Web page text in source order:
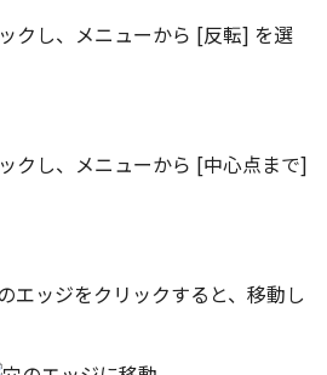
クし、メニューから [反転] を選
クし、メニューから [中心点まで]
エッジをクリックすると、移動し